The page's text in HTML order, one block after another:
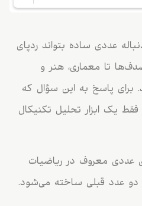
عددی ساده بتواند ردپای
تا معماری، هنر و
برای پاسخ به این سؤال که
یک ابزار تحلیل تکنیکال
عددی معروف در ریاضیات
عدد قبلی ساخته می‌شود.